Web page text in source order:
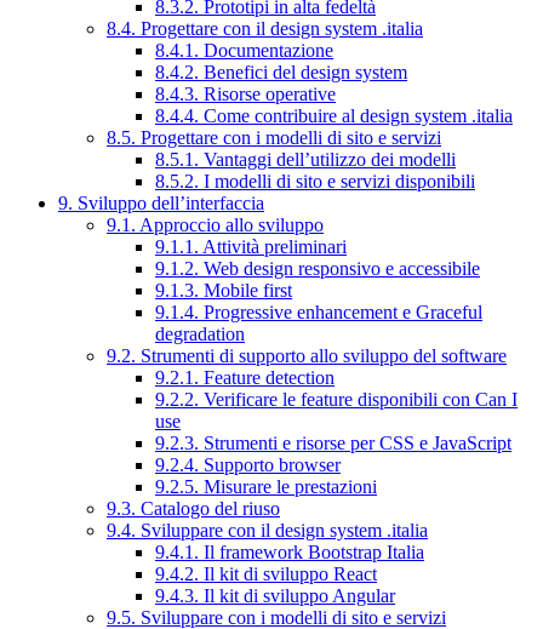
8.3.2. Prototipi in alta fedeltà
8.4. Progettare con il design system .italia
8.4.1. Documentazione
8.4.2. Benefici del design system
8.4.3. Risorse operative
8.4.4. Come contribuire al design system .italia
8.5. Progettare con i modelli di sito e servizi
8.5.1. Vantaggi dell’utilizzo dei modelli
8.5.2. I modelli di sito e servizi disponibili
9. Sviluppo dell’interfaccia
9.1. Approccio allo sviluppo
9.1.1. Attività preliminari
9.1.2. Web design responsivo e accessibile
9.1.3. Mobile first
9.1.4. Progressive enhancement e Graceful
degradation
9.2. Strumenti di supporto allo sviluppo del software
9.2.1. Feature detection
9.2.2. Verificare le feature disponibili con Can I
use
9.2.3. Strumenti e risorse per CSS e JavaScript
9.2.4. Supporto browser
9.2.5. Misurare le prestazioni
9.3. Catalogo del riuso
9.4. Sviluppare con il design system .italia
9.4.1. Il framework Bootstrap Italia
9.4.2. Il kit di sviluppo React
9.4.3. Il kit di sviluppo Angular
9.5. Sviluppare con i modelli di sito e servizi